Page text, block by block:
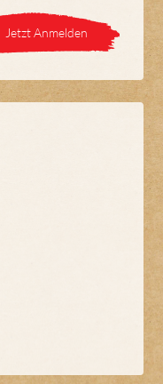
Jetzt Anmelden